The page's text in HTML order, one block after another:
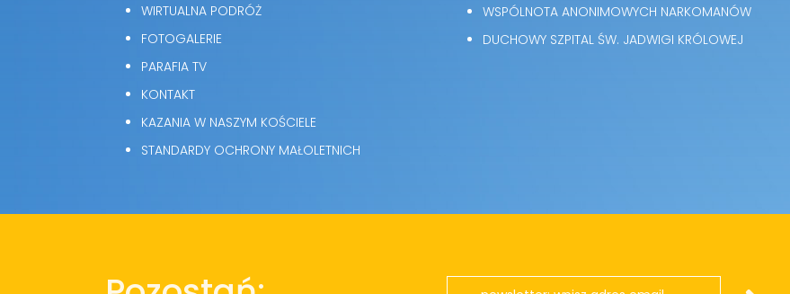
WIRTUALNA PODRÓŻ
FOTOGALERIE
PARAFIA TV
KONTAKT
KAZANIA W NASZYM KOŚCIELE
STANDARDY OCHRONY MAŁOLETNICH
WSPÓLNOTA ANONIMOWYCH NARKOMANÓW
DUCHOWY SZPITAL ŚW. JADWIGI KRÓLOWEJ